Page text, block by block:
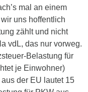
mal an einem
uns hoffentlich
zählt und nicht
vdL, das nur vorweg.
Belastung für
je Einwohner)
der EU lautet 15